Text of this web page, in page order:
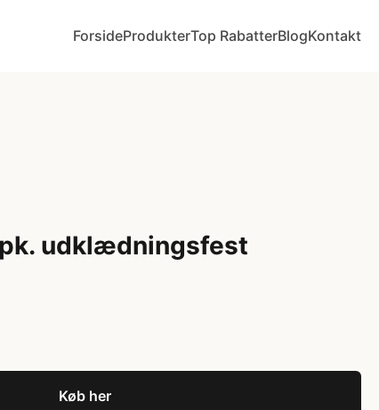
ForsideProdukterTop RabatterBlogKontakt
udklædningsfest
Køb her